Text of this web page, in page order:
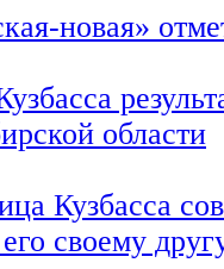
новая»
области
Кузбасса
своему